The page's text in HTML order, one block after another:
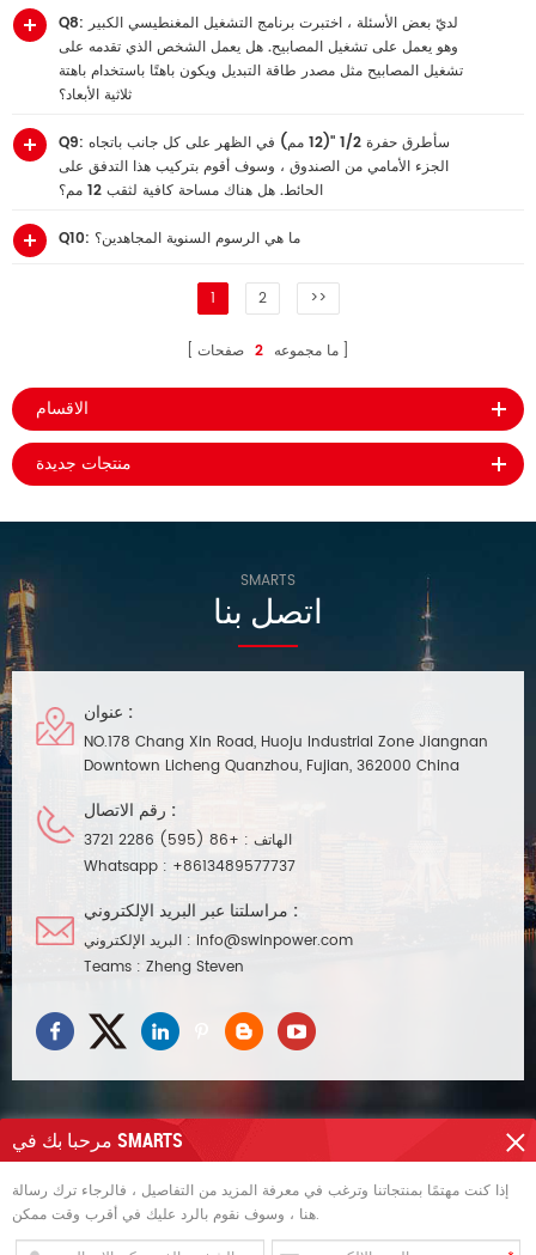
Q8: لديّ بعض الأسئلة ، اختبرت برنامج التشغيل المغنطيسي الكبير
وهو يعمل على تشغيل المصابيح. هل يعمل الشخص الذي تقدمه على
تشغيل المصابيح مثل مصدر طاقة التبديل ويكون باهتًا باستخدام باهتة
ثلاثية الأبعاد؟
Q9: سأطرق حفرة 1/2 "(12 مم) في الظهر على كل جانب باتجاه
الجزء الأمامي من الصندوق ، وسوف أقوم بتركيب هذا التدفق على
الحائط. هل هناك مساحة كافية لثقب 12 مم؟
Q10: ما هي الرسوم السنوية المجاهدين؟
1 2 >>
ما مجموعه 2 صفحات
الاقسام
منتجات جديدة
SMARTS
اتصل بنا
عنوان :
NO.178 Chang Xin Road, Huoju Industrial Zone Jiangnan
Downtown Licheng Quanzhou, Fujian, 362000 China
رقم الاتصال :
الهاتف : +86 (595) 2286 3721
Whatsapp : +8613489577737
مراسلتنا عبر البريد الإلكتروني :
البريد الإلكتروني : info@swinpower.com
Teams : Zheng Steven
العلامات الساخنة
مرحبا بك في SMARTS
إذا كنت مهتمًا بمنتجاتنا وترغب في معرفة المزيد من التفاصيل ، فالرجاء ترك رسالة
هنا ، وسوف نقوم بالرد عليك في أقرب وقت ممكن.